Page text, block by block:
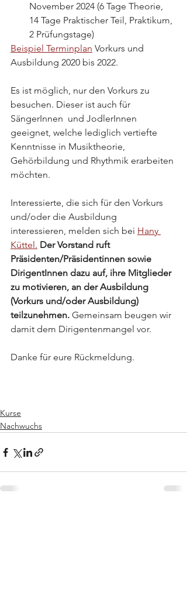
November 2024 (6 Tage Theorie,
14 Tage Praktischer Teil, Praktikum,
2 Prüfungstage)
Beispiel Terminplan Vorkurs und
Ausbildung 2020 bis 2022.
Es ist möglich, nur den Vorkurs zu
besuchen. Dieser ist auch für
SängerInnen  und JodlerInnen
geeignet, welche lediglich vertiefte
Kenntnisse in Musiktheorie,
Gehörbildung und Rhythmik erarbeiten
möchten.
Interessierte, die sich für den Vorkurs
und/oder die Ausbildung
interessieren, melden sich bei Hany
Küttel. Der Vorstand ruft
Präsidenten/Präsidentinnen sowie
DirigentInnen dazu auf, ihre Mitglieder
zu motivieren, an der Ausbildung
(Vorkurs und/oder Ausbildung)
teilzunehmen. Gemeinsam beugen wir
damit dem Dirigentenmangel vor.
Danke für eure Rückmeldung.
Kurse
Nachwuchs